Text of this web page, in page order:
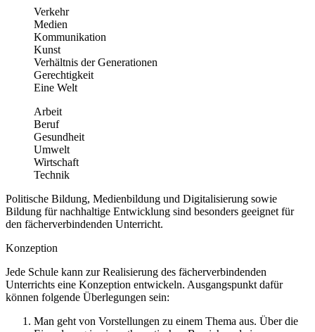
Verkehr
Medien
Kommunikation
Kunst
Verhältnis der Generationen
Gerechtigkeit
Eine Welt
Arbeit
Beruf
Gesundheit
Umwelt
Wirtschaft
Technik
Politische Bildung, Medienbildung und Digitalisierung sowie
Bildung für nachhaltige Entwicklung sind besonders geeignet für
den fächerverbindenden Unterricht.
Konzeption
Jede Schule kann zur Realisierung des fächerverbindenden
Unterrichts eine Konzeption entwickeln. Ausgangspunkt dafür
können folgende Überlegungen sein:
Man geht von Vorstellungen zu einem Thema aus. Über die